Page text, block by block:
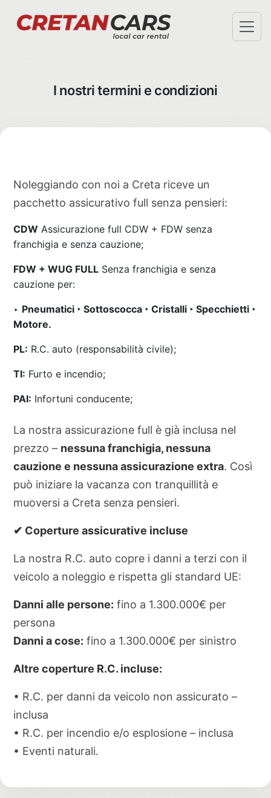
RITIRO IN AEROPORTO
FAQ
I nostri termini e condizioni
Noleggiando con noi a Creta riceve un
pacchetto assicurativo full senza pensieri:
CDW Assicurazione full CDW + FDW senza
franchigia e senza cauzione;
FDW + WUG FULL Senza franchigia e senza
cauzione per:
‣ Pneumatici ‣ Sottoscocca ‣ Cristalli ‣ Specchietti ‣
Motore.
PL: R.C. auto (responsabilità civile);
TI: Furto e incendio;
PAI: Infortuni conducente;
La nostra assicurazione full è già inclusa nel
prezzo – nessuna franchigia, nessuna
cauzione e nessuna assicurazione extra. Così
può iniziare la vacanza con tranquillità e
muoversi a Creta senza pensieri.
✔ Coperture assicurative incluse
La nostra R.C. auto copre i danni a terzi con il
veicolo a noleggio e rispetta gli standard UE:
Danni alle persone: fino a 1.300.000€ per
persona
Danni a cose: fino a 1.300.000€ per sinistro
Altre coperture R.C. incluse:
• R.C. per danni da veicolo non assicurato –
inclusa
• R.C. per incendio e/o esplosione – inclusa
• Eventi naturali.